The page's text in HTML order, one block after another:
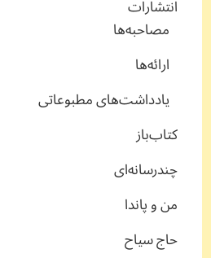
انتشارات
مصاحبه‌ها
ارائه‌ها
یادداشت‌های مطبوعاتی
کتاب‌باز
چندرسانه‌ای
من و پاندا
حاج سیاح